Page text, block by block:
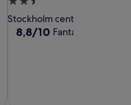
stjärnigt
boende
Stockholm centrum
8.8
8,8/10 Fantastiskt